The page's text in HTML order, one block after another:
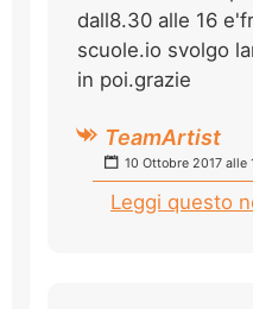
dall8.30 alle 16
scuole.io svolgo
in poi.grazie
TeamArtist
10 Ottobre 2017 alle
Leggi questo